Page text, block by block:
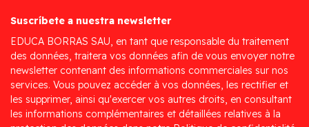
Suscríbete a nuestra newsletter
EDUCA BORRAS SAU, en tant que responsable du traitement
des données, traitera vos données afin de vous envoyer notre
newsletter contenant des informations commerciales sur nos
services. Vous pouvez accéder à vos données, les rectifier et
les supprimer, ainsi qu'exercer vos autres droits, en consultant
les informations complémentaires et détaillées relatives à la